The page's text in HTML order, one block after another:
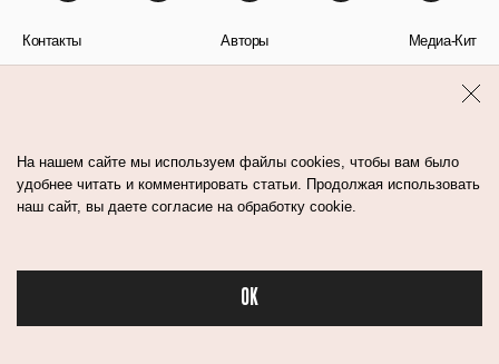
Бьюти в спорте
Контакты Авторы Медиа-Кит
На нашем сайте мы используем файлы cookies, чтобы вам было
удобнее читать и комментировать статьи. Продолжая использовать
наш сайт, вы даете согласие на обработку cookie.
OK